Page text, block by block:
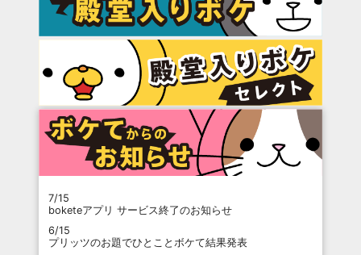
7/15
boketeアプリ サービス終了のお知らせ
6/15
プリッツのお題でひとことボケて結果発表